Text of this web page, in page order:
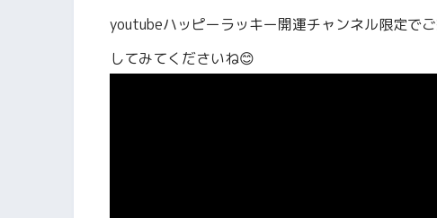
youtubeハッピーラッキー開運チャンネル限定で
してみてくださいね😊